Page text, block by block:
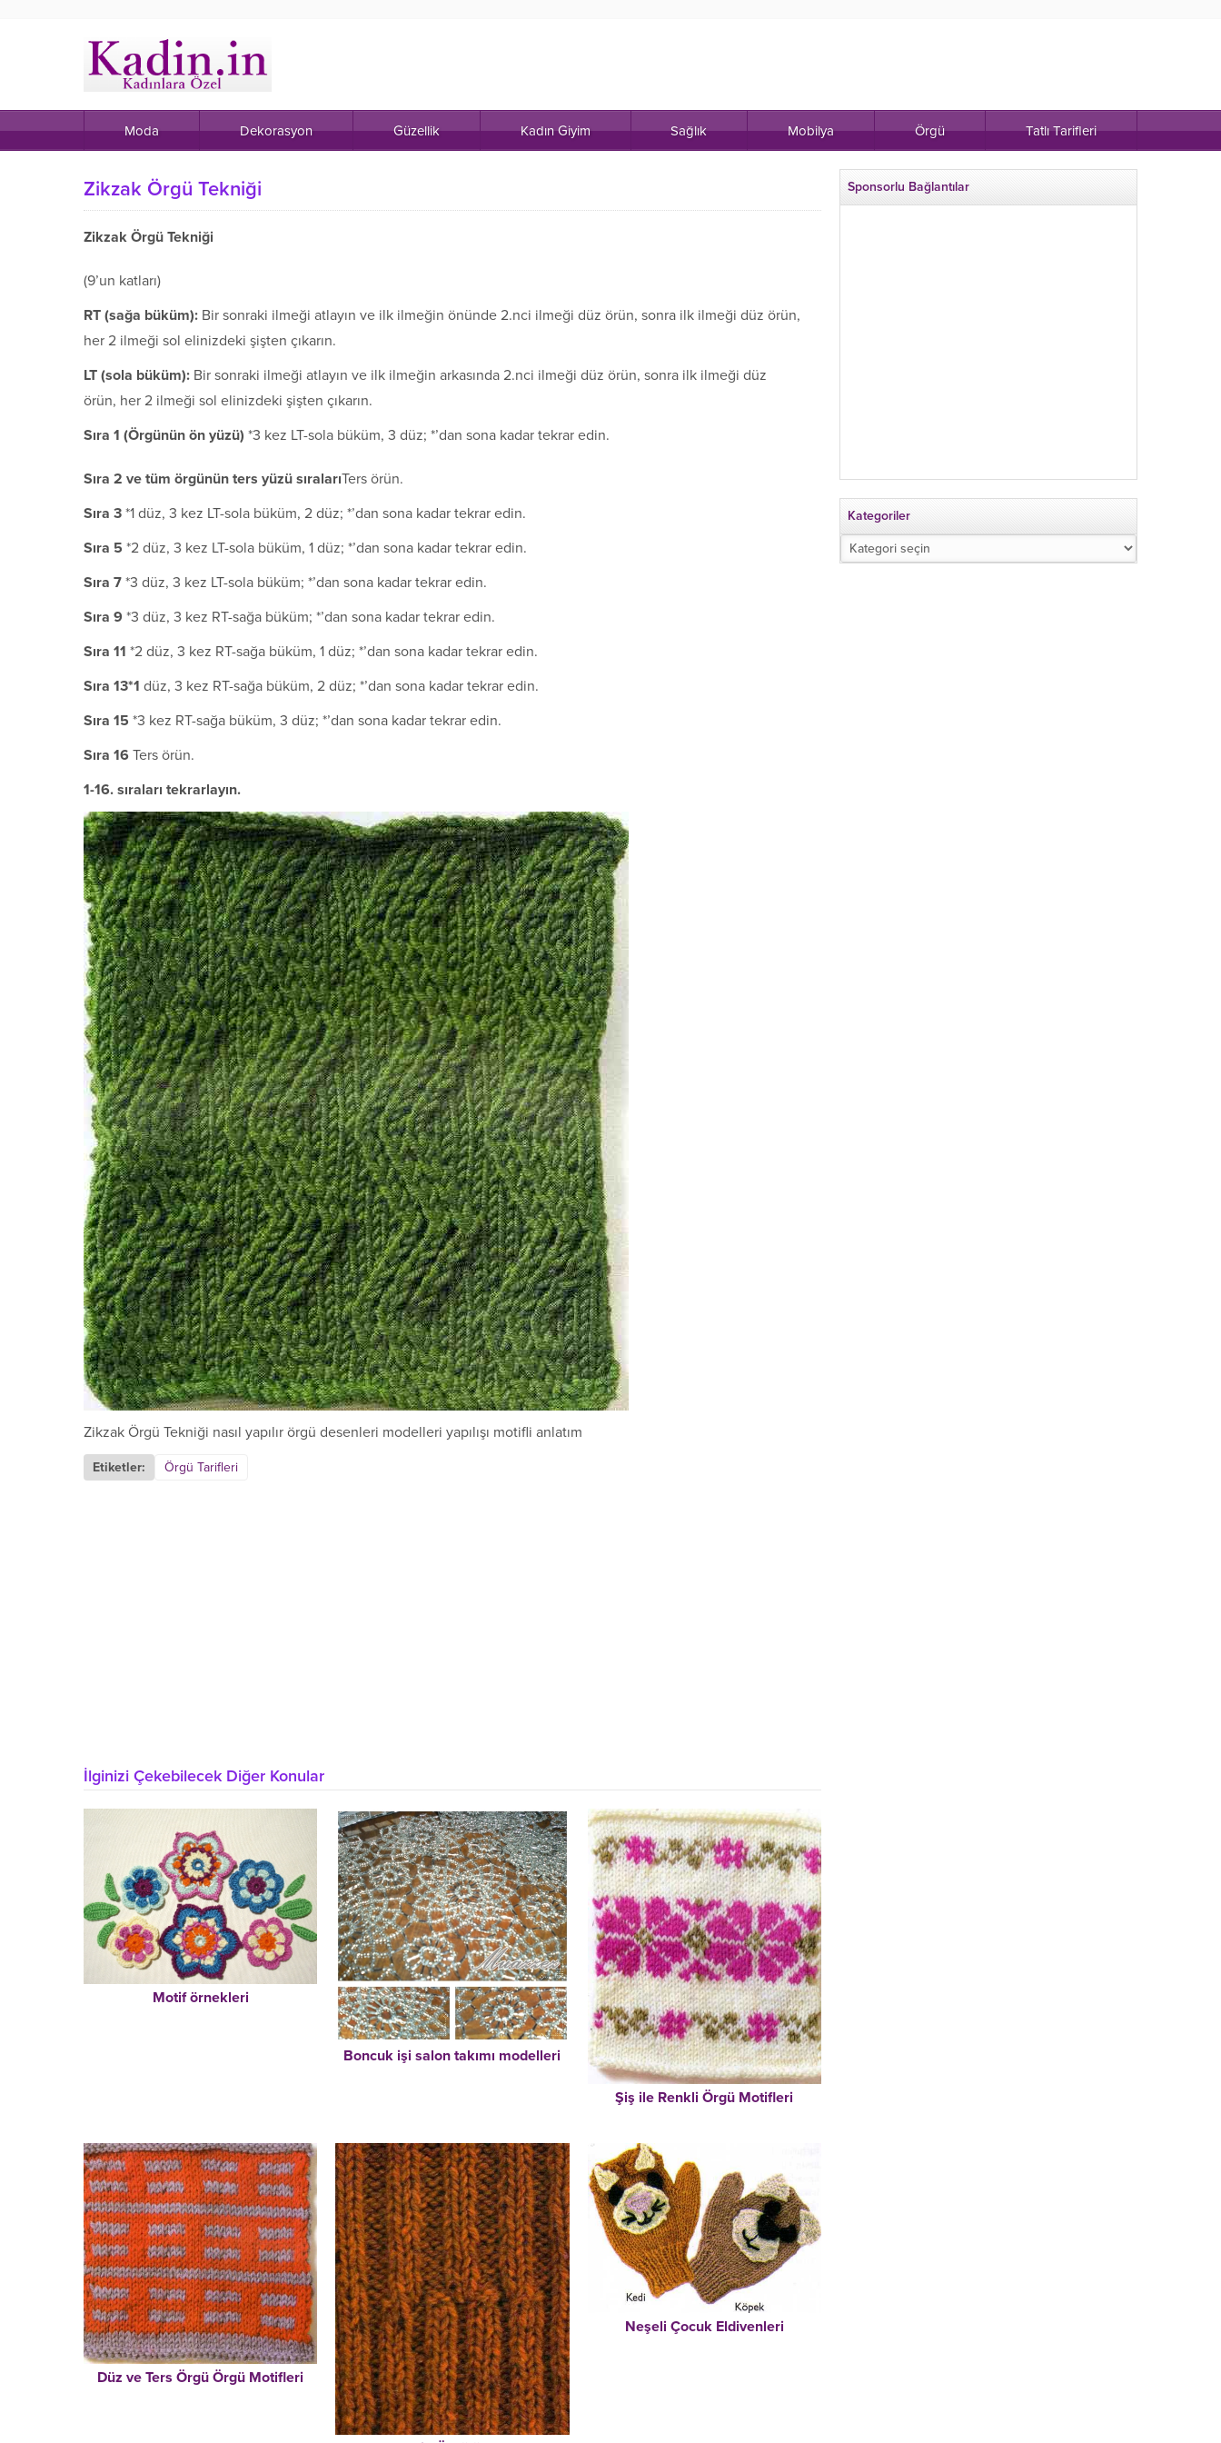
Moda Dekorasyon Güzellik Kadın Giyim Sağlık Mobilya Örgü Tatlı Tarifleri
Zikzak Örgü Tekniği
Zikzak Örgü Tekniği
(9’un katları)
RT (sağa büküm): Bir sonraki ilmeği atlayın ve ilk ilmeğin önünde 2.nci ilmeği düz örün, sonra ilk ilmeği düz örün,
her 2 ilmeği sol elinizdeki şişten çıkarın.
LT (sola büküm): Bir sonraki ilmeği atlayın ve ilk ilmeğin arkasında 2.nci ilmeği düz örün, sonra ilk ilmeği düz
örün, her 2 ilmeği sol elinizdeki şişten çıkarın.
Sıra 1 (Örgünün ön yüzü) *3 kez LT-sola büküm, 3 düz; *’dan sona kadar tekrar edin.
Sıra 2 ve tüm örgünün ters yüzü sıralarıTers örün.
Sıra 3 *1 düz, 3 kez LT-sola büküm, 2 düz; *’dan sona kadar tekrar edin.
Sıra 5 *2 düz, 3 kez LT-sola büküm, 1 düz; *’dan sona kadar tekrar edin.
Sıra 7 *3 düz, 3 kez LT-sola büküm; *’dan sona kadar tekrar edin.
Sıra 9 *3 düz, 3 kez RT-sağa büküm; *’dan sona kadar tekrar edin.
Sıra 11 *2 düz, 3 kez RT-sağa büküm, 1 düz; *’dan sona kadar tekrar edin.
Sıra 13*1 düz, 3 kez RT-sağa büküm, 2 düz; *’dan sona kadar tekrar edin.
Sıra 15 *3 kez RT-sağa büküm, 3 düz; *’dan sona kadar tekrar edin.
Sıra 16 Ters örün.
1-16. sıraları tekrarlayın.
Zikzak Örgü Tekniği nasıl yapılır örgü desenleri modelleri yapılışı motifli anlatım
Etiketler: Örgü Tarifleri
İlginizi Çekebilecek Diğer Konular
Motif örnekleri
Boncuk işi salon takımı modelleri
Şiş ile Renkli Örgü Motifleri
Düz ve Ters Örgü Örgü Motifleri
Neşeli Çocuk Eldivenleri
Sponsorlu Bağlantılar
Kategoriler
Kategoriler